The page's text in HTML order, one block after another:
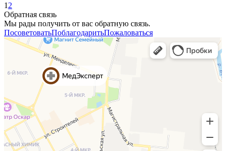
1 2
Обратная связь
Мы рады получить от вас обратную связь.
ПосоветоватьПоблагодаритьПожаловаться